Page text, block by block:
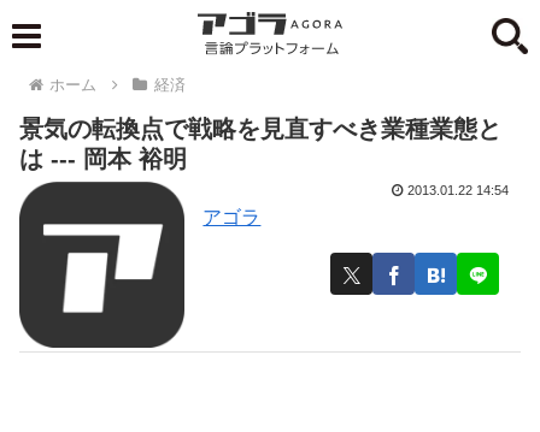
ホーム 経済
景気の転換点で戦略を見直すべき業種業態と
は --- 岡本 裕明
アゴラ
2013.01.22 14:54